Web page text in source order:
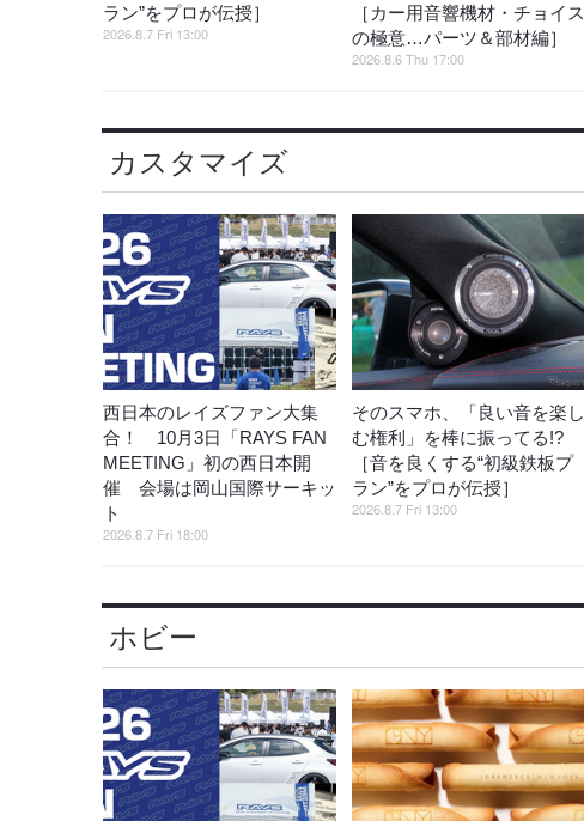
ラン”をプロが伝授］
2026.8.7 Fri 13:00
［カー用音響機材・チョイス
の極意…パーツ＆部材編］
2026.8.6 Thu 17:00
カスタマイズ
西日本のレイズファン大集
合！ 10月3日「RAYS FAN
MEETING」初の西日本開
催 会場は岡山国際サーキッ
ト
2026.8.7 Fri 18:00
そのスマホ、「良い音を楽し
む権利」を棒に振ってる!?
［音を良くする“初級鉄板プ
ラン”をプロが伝授］
2026.8.7 Fri 13:00
ホビー